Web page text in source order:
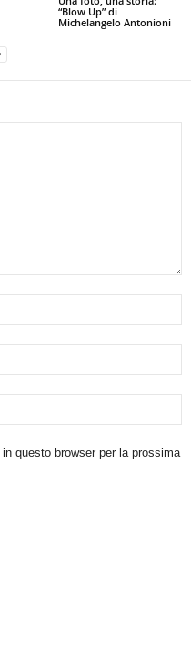
“Blow Up” di
Michelangelo Antonioni
questo browser per la prossima